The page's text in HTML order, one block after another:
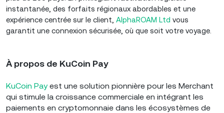
instantanée, des forfaits régionaux abordables et une
expérience centrée sur le client, AlphaROAM Ltd vous
garantit une connexion sécurisée, où que soit votre voyage.
À propos de KuCoin Pay
KuCoin Payest une solution pionnière pour les Merchant
qui stimule la croissance commerciale en intégrant les
paiements en cryptomonnaie dans les écosystèmes de